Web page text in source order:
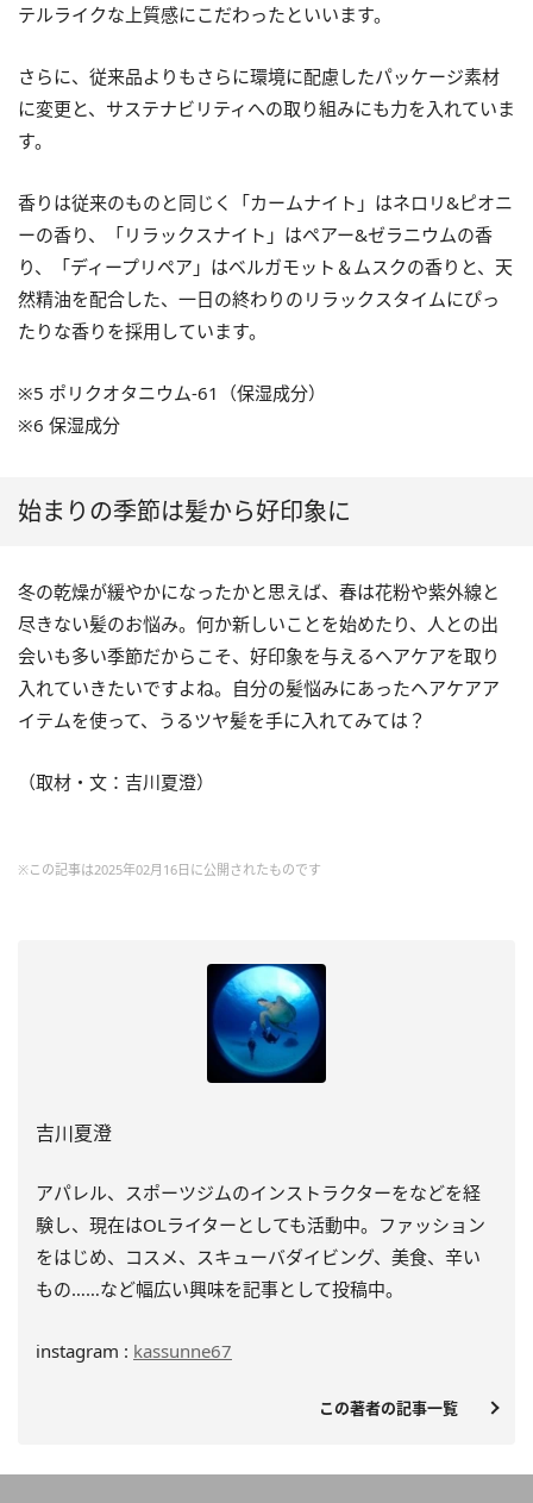
テルライクな上質感にこだわったといいます。
さらに、従来品よりもさらに環境に配慮したパッケージ素材
に変更と、サステナビリティへの取り組みにも力を入れていま
す。
香りは従来のものと同じく「カームナイト」はネロリ&ピオニ
ーの香り、「リラックスナイト」はペアー&ゼラニウムの香
り、「ディープリペア」はベルガモット＆ムスクの香りと、天
然精油を配合した、一日の終わりのリラックスタイムにぴっ
たりな香りを採用しています。
※5 ポリクオタニウム-61（保湿成分）
※6 保湿成分
始まりの季節は髪から好印象に
冬の乾燥が緩やかになったかと思えば、春は花粉や紫外線と
尽きない髪のお悩み。何か新しいことを始めたり、人との出
会いも多い季節だからこそ、好印象を与えるヘアケアを取り
入れていきたいですよね。自分の髪悩みにあったヘアケアア
イテムを使って、うるツヤ髪を手に入れてみては？
（取材・文：吉川夏澄）
※この記事は2025年02月16日に公開されたものです
吉川夏澄
アパレル、スポーツジムのインストラクターをなどを経
験し、 現在はOLライターとしても活動中。ファッション
をはじめ、 コスメ、スキューバダイビング、美食、辛い
もの……など幅広い興味を記事として投稿中。
instagram : kassunne67
この著者の記事一覧